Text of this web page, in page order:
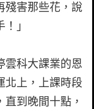
殘害那些花，說
」
雲科大課業的恩
北上，上課時段
到晚間十點，